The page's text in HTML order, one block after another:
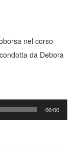
nel corso
da Debora
00:00